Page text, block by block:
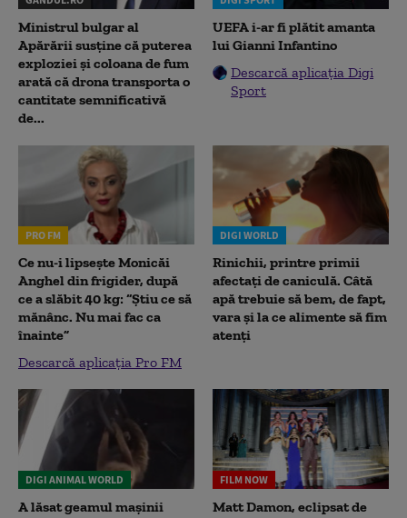
Ministrul bulgar al
Apărării susține că puterea
exploziei și coloana de fum
arată că drona transporta o
cantitate semnificativă
de...
UEFA i-ar fi plătit amanta
lui Gianni Infantino
Descarcă aplicația Digi
Sport
PRO FM
Ce nu-i lipsește Monicăi
Anghel din frigider, după
ce a slăbit 40 kg: “Știu ce să
mănânc. Nu mai fac ca
înainte”
Descarcă aplicația Pro FM
DIGI WORLD
Rinichii, printre primii
afectați de caniculă. Câtă
apă trebuie să bem, de fapt,
vara și la ce alimente să fim
atenți
DIGI ANIMAL WORLD
A lăsat geamul mașinii
FILM NOW
Matt Damon, eclipsat de